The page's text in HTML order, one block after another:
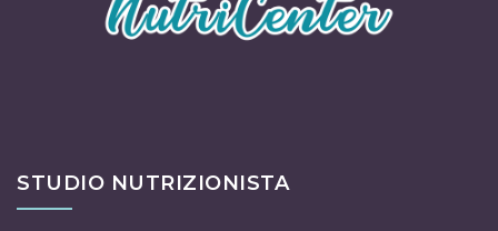
STUDIO NUTRIZIONISTA